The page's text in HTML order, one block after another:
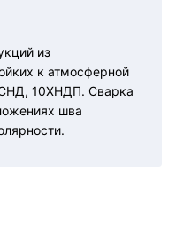
из
к атмосферной
10ХНДП. Сварка
шва